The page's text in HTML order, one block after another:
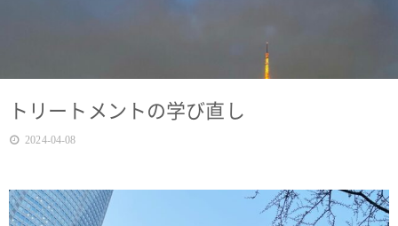
トリートメントの学び直し
2024-04-08